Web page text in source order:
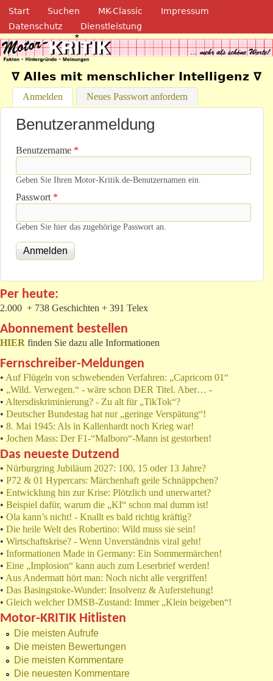
Direkt zum Inhalt
Navigation
Start Suchen MK-Classic
Impressum
Datenschutz
Dienstleistung
Motor-Kritik.de
∇ Alles mit menschlicher Intelligenz ∇
Anmelden (aktiver Reiter)
Neues Passwort anfordern
Benutzeranmeldung
Benutzername *
Geben Sie Ihren Motor-Kritik.de-Benutzernamen ein.
Passwort *
Geben Sie hier das zugehörige Passwort an.
Per heute:
2.000 + 738 Geschichten + 391 Telex
Abonnement bestellen
HIER finden Sie dazu alle Informationen
Fernschreiber-Meldungen
• Auf Flügeln von schwebenden Verfahren: „Capricorn 01“
• „Wild. Verwegen.“ - wäre schon DER Titel. Aber… -
• Altersdiskriminierung? - Zu alt für „TikTok“?
• Deutscher Bundestag hat nur „geringe Verspätung“!
• 8. Mai 1945: Als in Kallenhardt noch Krieg war!
• Jochen Mass: Der F1-“Malboro“-Mann ist gestorben!
Das neueste Dutzend
• Nürburgring Jubiläum 2027: 100, 15 oder 13 Jahre?
• P72 & 01 Hypercars: Märchenhaft geile Schnäppchen?
• Entwicklung hin zur Krise: Plötzlich und unerwartet?
• Beispiel dafür, warum die „KI“ schon mal dumm ist!
• Ola kann’s nicht! - Knallt es bald richtig kräftig?
• Die heile Welt des Robertino: Wild muss sie sein!
• Wirtschaftskrise? - Wenn Unverständnis viral geht!
• Informationen Made in Germany: Ein Sommermärchen!
• Eine „Implosion“ kann auch zum Leserbrief werden!
• Aus Andermatt hört man: Noch nicht alle vergriffen!
• Das Basingstoke-Wunder: Insolvenz & Auferstehung!
• Gleich welcher DMSB-Zustand: Immer „Klein beigeben“!
Motor-KRITIK Hitlisten
Die meisten Aufrufe
Die meisten Bewertungen
Die meisten Kommentare
Die neuesten Kommentare